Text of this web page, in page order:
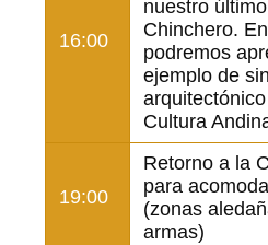
16:00
nuestro
Chinchero.
podremos
ejemplo de
Cultura
19:00
Retorno a la
para
(zonas
armas)